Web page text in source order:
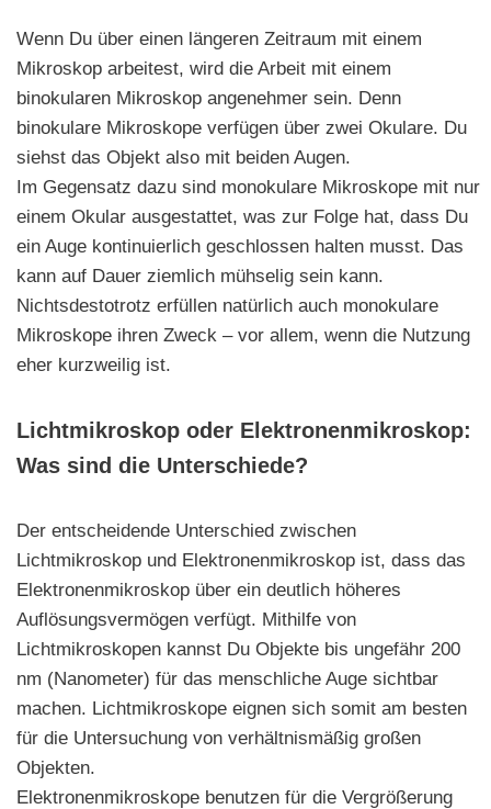
Wenn Du über einen längeren Zeitraum mit einem
Mikroskop arbeitest, wird die Arbeit mit einem
binokularen Mikroskop angenehmer sein. Denn
binokulare Mikroskope verfügen über zwei Okulare. Du
siehst das Objekt also mit beiden Augen.
Im Gegensatz dazu sind monokulare Mikroskope mit nur
einem Okular ausgestattet, was zur Folge hat, dass Du
ein Auge kontinuierlich geschlossen halten musst. Das
kann auf Dauer ziemlich mühselig sein kann.
Nichtsdestotrotz erfüllen natürlich auch monokulare
Mikroskope ihren Zweck – vor allem, wenn die Nutzung
eher kurzweilig ist.
Lichtmikroskop oder Elektronenmikroskop:
Was sind die Unterschiede?
Der entscheidende Unterschied zwischen
Lichtmikroskop und Elektronenmikroskop ist, dass das
Elektronenmikroskop über ein deutlich höheres
Auflösungsvermögen verfügt. Mithilfe von
Lichtmikroskopen kannst Du Objekte bis ungefähr 200
nm (Nanometer) für das menschliche Auge sichtbar
machen. Lichtmikroskope eignen sich somit am besten
für die Untersuchung von verhältnismäßig großen
Objekten.
Elektronenmikroskope benutzen für die Vergrößerung